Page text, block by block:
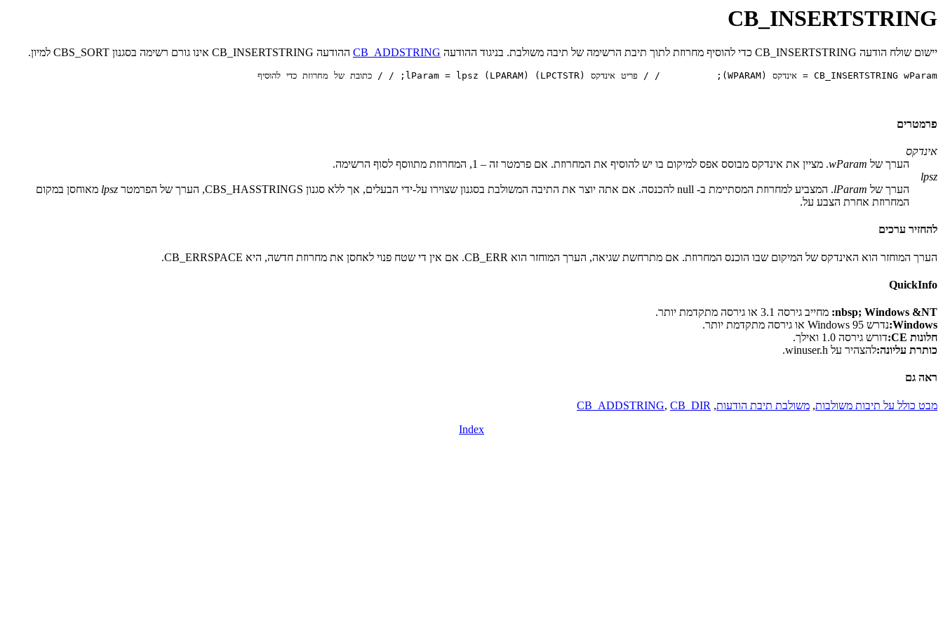
CB_INSERTSTRING
יישום שולח הודעה CB_INSERTSTRING כדי להוסיף מחרוזת לתוך תיבת הרשימה של תיבה משולבת. בניגוד ההודעה CB_ADDSTRING ההודעה CB_INSERTSTRING אינו גורם רשימה בסגנון CBS_SORT למיון.
פרמטרים
אינדקס
הערך של wParam. מציין את אינדקס מבוסס אפס למיקום בו יש להוסיף את המחרוזת. אם פרמטר זה – 1, המחרוזת מתווסף לסוף הרשימה.
lpsz
הערך של lParam. המצביע למחרוזת המסתיימת ב- null להכנסה. אם אתה יוצר את התיבה המשולבת בסגנון שצוירו על-ידי הבעלים, אך ללא סגנון CBS_HASSTRINGS, הערך של הפרמטר lpsz מאוחסן במקום
המחרוזת אחרת הצבע על.
להחזיר ערכים
הערך המוחזר הוא האינדקס של המיקום שבו הוכנס המחרוזת. אם מתרחשת שגיאה, הערך המוחזר הוא CB_ERR. אם אין די שטח פנוי לאחסן את מחרוזת חדשה, היא CB_ERRSPACE.
QuickInfo
nbsp; Windows &NT: מחייב גירסה 3.1 או גירסה מתקדמת יותר.
Windows: נדרש Windows 95 או גירסה מתקדמת יותר.
חלונות CE:
דורש גירסה 1.0 ואילך.
כותרת עליונה:להצהיר על winuser.h.
ראה גם
מבט כולל על תיבות משולבות, משולבת תיבת הודעות,
CB_ADDSTRING, CB_DIR
Index